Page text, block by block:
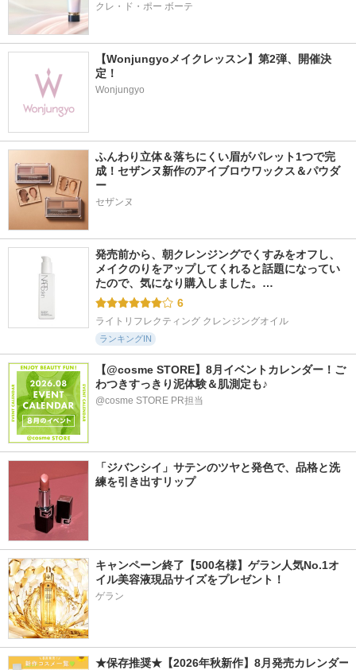
クレ・ド・ポー ボーテ
【Wonjungyoメイクレッスン】第2弾、開催決
定！
Wonjungyo
ふんわり立体＆落ちにくい眉がパレット1つで完
成！セザンヌ新作のアイブロウワックス＆パウダ
ー
セザンヌ
発売前から、朝クレンジングでくすみをオフし、
メイクのりをアップしてくれると話題になってい
たので、気になり購入しました。…
6
ライトリフレクティング クレンジングオイル
ランキングIN
【@cosme STORE】8月イベントカレンダー！ご
わつきすっきり泥体験＆肌測定も♪
@cosme STORE PR担当
「ジバンシイ」サテンのツヤと発色で、品格と洗
練を引き出すリップ
キャンペーン終了【500名様】ゲラン人気No.1オ
イル美容液現品サイズをプレゼント！
ゲラン
★保存推奨★【2026年秋新作】8月発売カレンダー